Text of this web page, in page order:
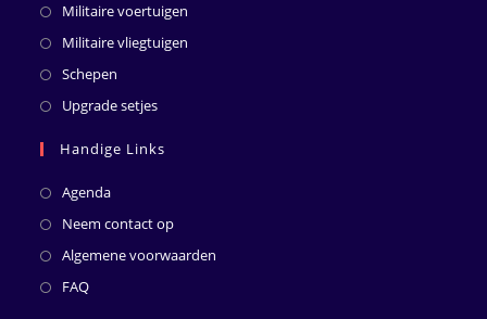
Militaire voertuigen
Militaire vliegtuigen
Schepen
Upgrade setjes
Handige Links
Agenda
Neem contact op
Algemene voorwaarden
FAQ